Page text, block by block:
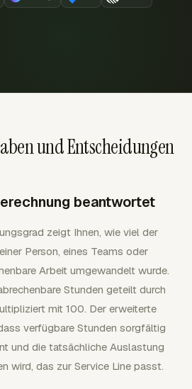
und Entscheidungen
beantwortet
zeigt Ihnen, wie viel der
Person, eines Teams oder
Arbeit umgewandelt wurde.
Stunden geteilt durch
mit 100. Der erweiterte
verfügbare Stunden sorgfältig
und die tatsächliche Auslastung
wird, das zur Service Line passt.